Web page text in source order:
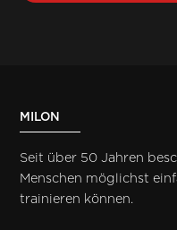
MILON
Seit über 50 Jahren
Menschen möglichst
trainieren können.